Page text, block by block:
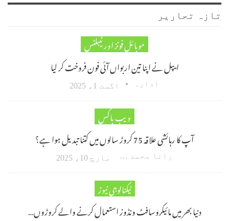
تازہ تحاریر
موبائل فونز اور ٹیبلٹس
ایپل نے اپنا تین اربواں آئی فون فروخت کر لیا
ادارہ اگست 1، 2025
ویب باکس
آپ کا رہائشی علاقہ 75 کروڑ سالوں میں کتنا تبدیل ہوا ہے؟
رانا محمد امین اکبر مارچ 10، 2025
ٹیکنالوجی نیوز
دنیا بھر میں مائیکروسافٹ ونڈوز استعمال کرنے والے کروڑوں…